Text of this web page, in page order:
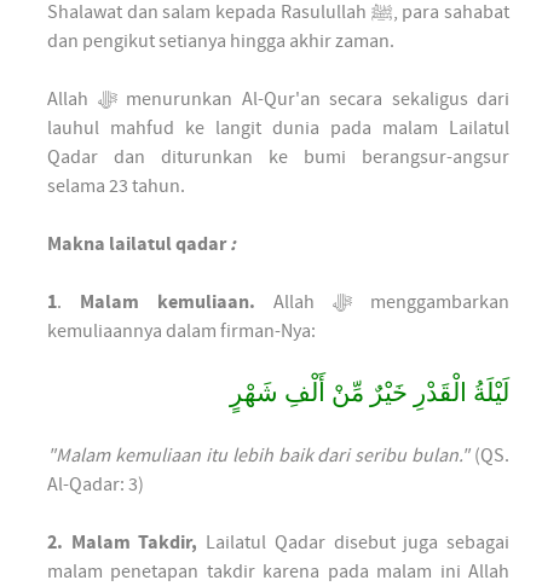
Shalawat dan salam kepada Rasulullah ﷺ, para sahabat
dan pengikut setianya hingga akhir zaman.
Allah ﷻ menurunkan Al-Qur'an secara sekaligus dari
lauhul mahfud ke langit dunia pada malam Lailatul
Qadar dan diturunkan ke bumi berangsur-angsur
selama 23 tahun.
Makna lailatulqadar :
1. Malam kemuliaan. Allah ﷻ menggambarkan
kemuliaannya dalam firman-Nya:
لَيْلَةُ الْقَدْرِ خَيْرٌ مِّنْ أَلْفِ شَهْرٍ
"Malam kemuliaan itu lebih baik dari seribu bulan."(QS.
Al-Qadar: 3)
2. Malam Takdir, Lailatul Qadar disebut juga sebagai
malam penetapan takdir karena pada malam ini Allah